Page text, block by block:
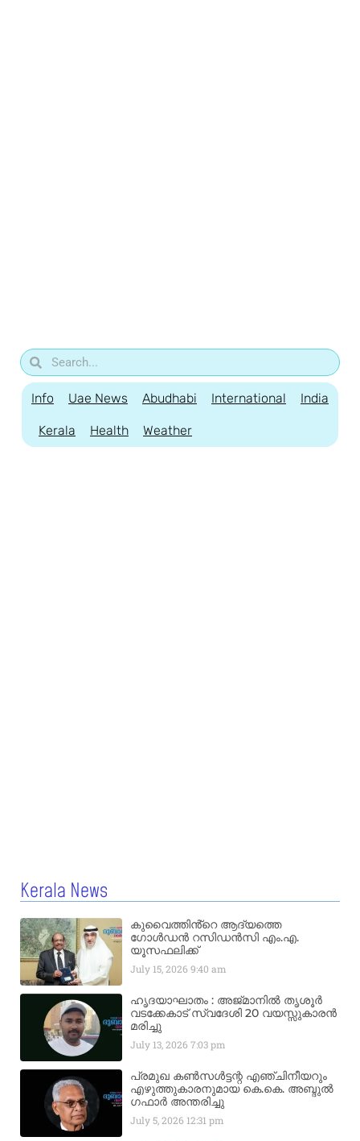
Info Uae News Abudhabi International India
Kerala Health Weather
Kerala News
കുവൈത്തിൻ്റെ ആദ്യത്തെ
ഗോൾഡൻ റസിഡൻസി എം.എ.
യൂസഫലിക്ക്
July 15, 20269:40 am
ഹൃദയാഘാതം : അജ്​മാനിൽ തൃശൂർ
വടക്കേകാട് സ്വദേശി 20 വയസ്സുകാരൻ
മരിച്ചു
July 13, 20267:03 pm
പ്രമുഖ കൺസൾട്ടന്റ എഞ്ചിനീയറും
എഴുത്തുകാരനുമായ കെ.കെ. അബ്ദുൽ
ഗഫാർ അന്തരിച്ചു
July 5, 2026 12:31 pm